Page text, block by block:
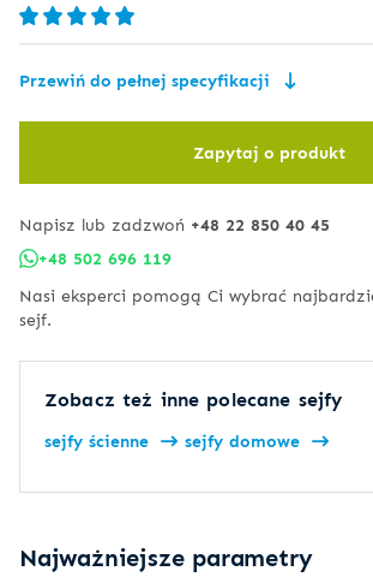
Przewiń do pełnej specyfikacji
Zapytaj o produkt
Napisz lub zadzwoń +48 22 850 40 45
+48 502 696 119
Nasi eksperci pomogą Ci wybrać
sejf.
Zobacz też inne polecane sejfy
sejfy ścienne sejfy domowe
Najważniejsze parametry